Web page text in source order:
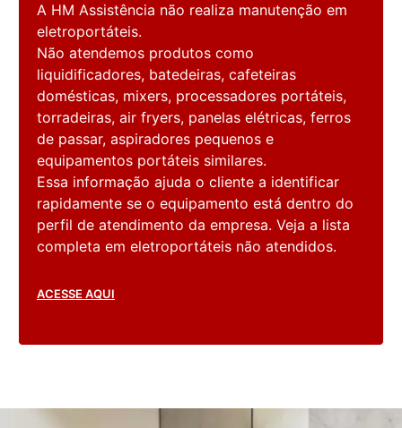
A HM Assistência não realiza manutenção em
eletroportáteis.
Não atendemos produtos como
liquidificadores, batedeiras, cafeteiras
domésticas, mixers, processadores portáteis,
torradeiras, air fryers, panelas elétricas, ferros
de passar, aspiradores pequenos e
equipamentos portáteis similares.
Essa informação ajuda o cliente a identificar
rapidamente se o equipamento está dentro do
perfil de atendimento da empresa. Veja a lista
completa em eletroportáteis não atendidos.
ACESSE AQUI